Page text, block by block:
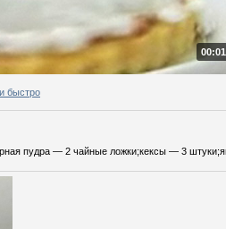
быстро
пудра — 2 чайные ложки;кексы — 3